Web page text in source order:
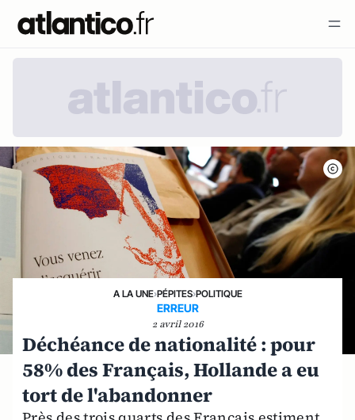
A LA UNE›PÉPITES›POLITIQUE
ERREUR
2 avril 2016
Déchéance de nationalité : pour
58% des Français, Hollande a eu
tort de l'abandonner